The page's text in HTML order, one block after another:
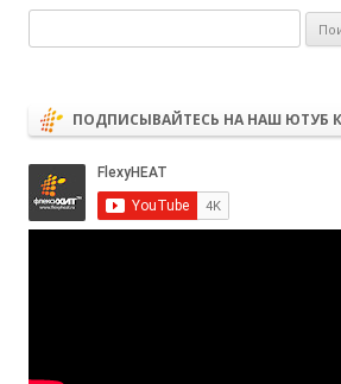
ПОДПИСЫВАЙТЕСЬ НА НАШ ЮТУБ